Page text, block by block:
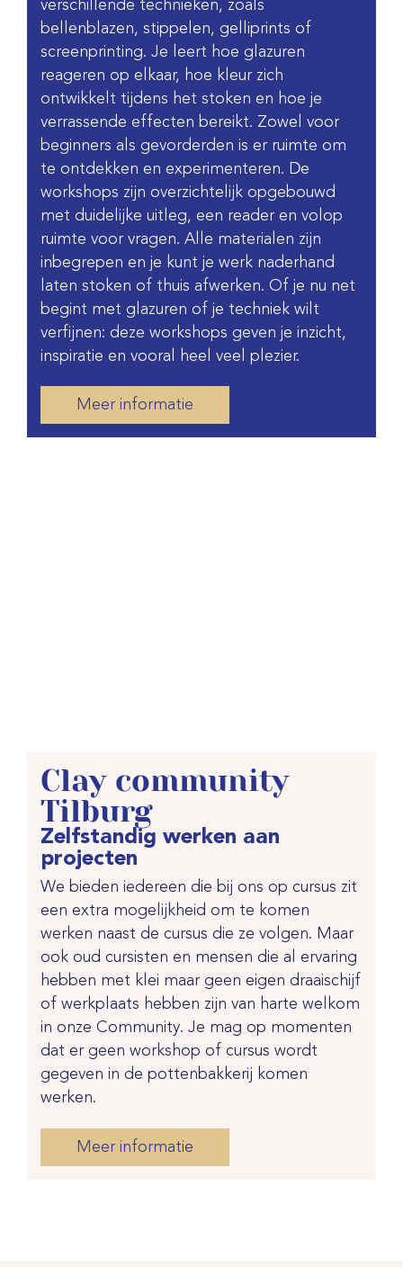
verschillende technieken, zoals
bellenblazen, stippelen, gelliprints of
screenprinting. Je leert hoe glazuren
reageren op elkaar, hoe kleur zich
ontwikkelt tijdens het stoken en hoe je
verrassende effecten bereikt. Zowel voor
beginners als gevorderden is er ruimte om
te ontdekken en experimenteren. De
workshops zijn overzichtelijk opgebouwd
met duidelijke uitleg, een reader en volop
ruimte voor vragen. Alle materialen zijn
inbegrepen en je kunt je werk naderhand
laten stoken of thuis afwerken. Of je nu net
begint met glazuren of je techniek wilt
verfijnen: deze workshops geven je inzicht,
inspiratie en vooral heel veel plezier.
Meer informatie
Clay community
Tilburg
Zelfstandig werken aan
projecten
We bieden iedereen die bij ons op cursus zit
een extra mogelijkheid om te komen
werken naast de cursus die ze volgen. Maar
ook oud cursisten en mensen die al ervaring
hebben met klei maar geen eigen draaischijf
of werkplaats hebben zijn van harte welkom
in onze Community. Je mag op momenten
dat er geen workshop of cursus wordt
gegeven in de pottenbakkerij komen
werken.
Meer informatie